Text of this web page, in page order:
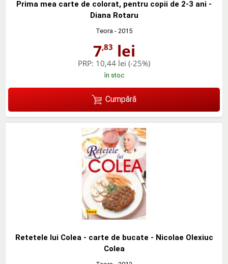
Prima mea carte de colorat, pentru copii de 2-3 ani -
Diana Rotaru
Teora - 2015
7,83 lei
PRP: 10,44 lei (-25%)
în stoc
Cumpără
Retetele lui Colea - carte de bucate - Nicolae Olexiuc
Colea